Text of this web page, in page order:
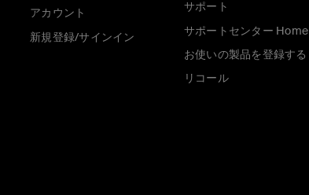
アカウント
新規登録/サインイン
サポート
サポートセンター Home
お使いの製品を登録する
リコール